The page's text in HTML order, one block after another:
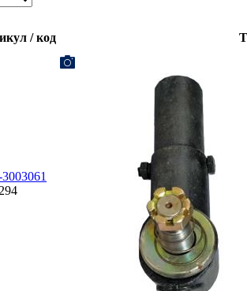
/ код